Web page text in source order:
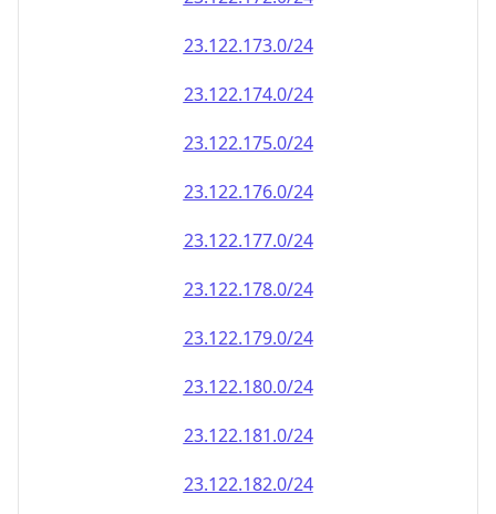
23.122.174.0/24
23.122.175.0/24
23.122.176.0/24
23.122.177.0/24
23.122.178.0/24
23.122.179.0/24
23.122.180.0/24
23.122.181.0/24
23.122.182.0/24
23.122.183.0/24
23.122.184.0/24